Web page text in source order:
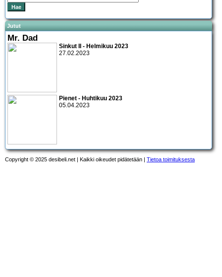
Jutut
Mr. Dad
Sinkut II - Helmikuu 2023
27.02.2023
Pienet - Huhtikuu 2023
05.04.2023
Copyright © 2025 desibeli.net | Kaikki oikeudet pidätetään | Tietoa toimituksesta